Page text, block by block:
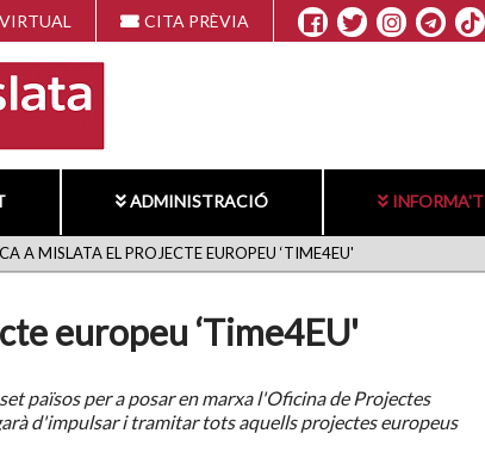
CITA PRÈVIA
ADMINISTRACIÓ INFORMA'T
A MISLATA EL PROJECTE EUROPEU ‘TIME4EU'
europeu ‘Time4EU'
països per a posar en marxa l'Oficina de Projectes
d'impulsar i tramitar tots aquells projectes europeus